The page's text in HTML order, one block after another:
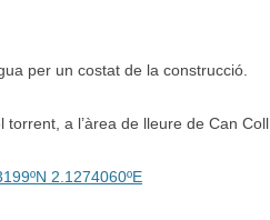
per un costat de la construcció.
a l’àrea de lleure de Can Coll.
2.1274060ºE